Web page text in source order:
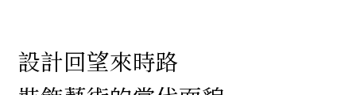
設計回望來時路